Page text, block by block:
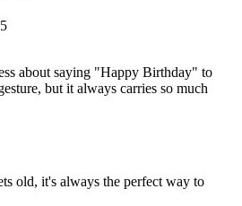
about saying "Happy Birthday" to
but it always carries so much
old, it's always the perfect way to